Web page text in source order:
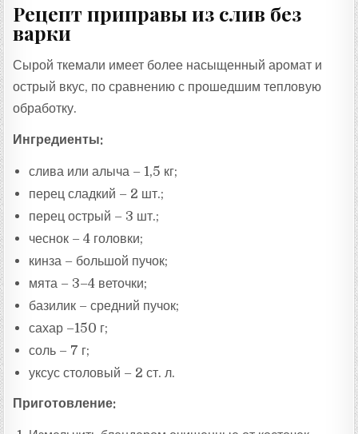
Рецепт приправы из слив без
варки
Сырой ткемали имеет более насыщенный аромат и
острый вкус, по сравнению с прошедшим тепловую
обработку.
Ингредиенты:
слива или алыча – 1,5 кг;
перец сладкий – 2 шт.;
перец острый – 3 шт.;
чеснок – 4 головки;
кинза – большой пучок;
мята – 3–4 веточки;
базилик – средний пучок;
сахар –150 г;
соль – 7 г;
уксус столовый – 2 ст. л.
Приготовление: